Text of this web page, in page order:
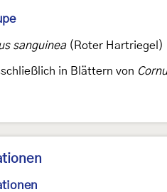
sanguinea(Roter Hartriegel)
in Blättern von